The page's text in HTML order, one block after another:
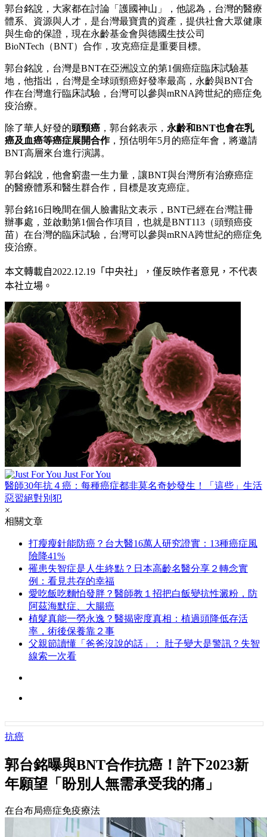
郭台銘說，大家都在討論「護國神山」，他認為，台灣的醫療
體系、資源與人才，是台灣最寶貴的資產，提供社會大眾健康
與生命的保證，現在永齡基金會與德國生技公司
BioNTech（BNT）合作，攻克癌症是重要目標。
郭台銘說，台灣是BNT在亞洲設立的第1個癌症臨床試驗基
地，他指出，台灣是全球頭頸癌好發率最高，永齡與BNT合
作在台灣進行臨床試驗，台灣可以參與mRNA跨世紀的癌症免
疫治療。
除了華人好發的頭頸癌 ，郭台銘表示， 永齡和BNT也會在乳
癌及血癌等癌症展開合作，預估明年5月的癌症年會，將邀請
BNT高層來台進行演講。
郭台銘說，他會窮盡一生力量，讓BNT與台灣所有治療癌症
的醫療體系和醫生群合作，目標是攻克癌症。
郭台銘16日晚間在個人臉書貼文表示，BNT已經在台灣註冊
辦事處，並啟動第1個合作項目，也就是BNT113（頭頸癌疫
苗）在台灣的臨床試驗，台灣可以參與mRNA跨世紀的癌症免
疫治療。
本文轉載自2022.12.19 「中央社」
，僅反映作者意見，不代表
本社立場。
Just For You
醫師30年抗４癌：每種癌症都非莫名奇妙發生！「這些」生活
惡習絕對別犯
×
相關文章
打瘦瘦針能防癌？台大醫16萬人研究證實：13種癌症風
險降41%
罹患失智症是人生終點？日本高齡名醫分享２轉念實
例：看見共存的幸福
愛吃飯吃麵怕發胖？醫師教１招把白飯變抗性澱粉，防
阿茲海默症、大腸癌
植髮真能一勞永逸？醫揭密度真相：植過頭降低存活
率，術後保養靠２事
父親節讀懂「爸爸沒說的話」： 肚子變大是警訊？失智
線索一次看
抗癌
郭台銘曝與BNT合作抗癌！許下2023新
年願望「盼別人無需承受我的痛」
在台布局癌症免疫療法